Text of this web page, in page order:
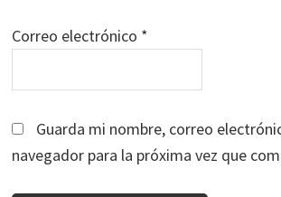
Correo electrónico *
Guarda mi nombre, correo
navegador para la próxima vez que